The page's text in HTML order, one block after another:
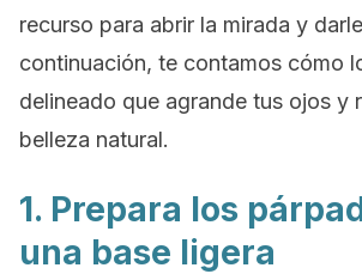
recurso para abrir la mirada y
continuación, te contamos cómo
delineado que agrande tus ojos y
belleza natural.
1. Prepara los
una base ligera